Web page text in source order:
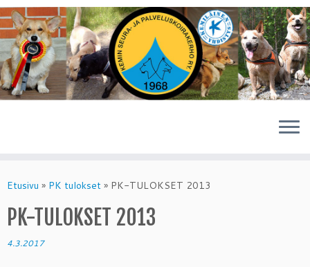
toEtusivu » PK tulokset » PK-TULOKSET 2013
PK-TULOKSET 2013
4.3.2017